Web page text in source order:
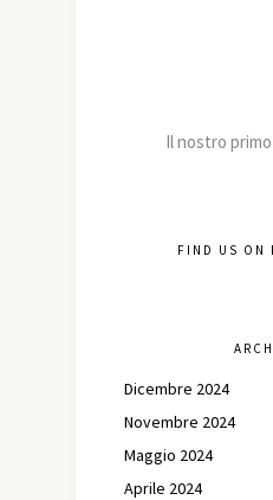
Il nostro
FIND US ON
Dicembre 2024
Novembre 2024
Maggio 2024
Aprile 2024